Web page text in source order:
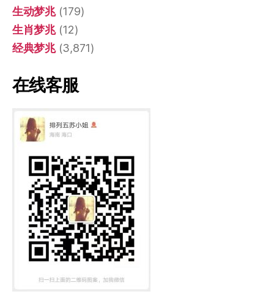
生动梦兆(179)
生肖梦兆(12)
经典梦兆(3,871)
在线客服